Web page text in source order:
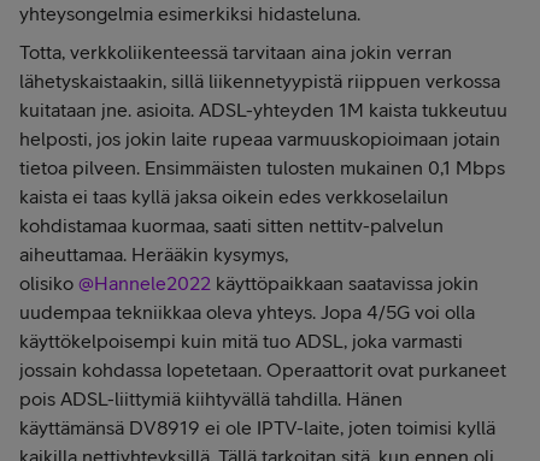
yhteysongelmia esimerkiksi hidasteluna.
Totta, verkkoliikenteessä tarvitaan aina jokin verran
lähetyskaistaakin, sillä liikennetyypistä riippuen verkossa
kuitataan jne. asioita. ADSL-yhteyden 1M kaista tukkeutuu
helposti, jos jokin laite rupeaa varmuuskopioimaan jotain
tietoa pilveen. Ensimmäisten tulosten mukainen 0,1 Mbps
kaista ei taas kyllä jaksa oikein edes verkkoselailun
kohdistamaa kuormaa, saati sitten nettitv-palvelun
aiheuttamaa. Herääkin kysymys,
olisiko @Hannele2022 käyttöpaikkaan saatavissa jokin
uudempaa tekniikkaa oleva yhteys. Jopa 4/5G voi olla
käyttökelpoisempi kuin mitä tuo ADSL, joka varmasti
jossain kohdassa lopetetaan. Operaattorit ovat purkaneet
pois ADSL-liittymiä kiihtyvällä tahdilla. Hänen
käyttämänsä DV8919 ei ole IPTV-laite, joten toimisi kyllä
kaikilla nettiyhteyksillä. Tällä tarkoitan sitä, kun ennen oli